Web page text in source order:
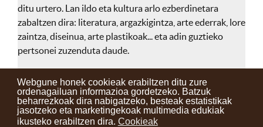
Webgune honek cookieak erabiltzen ditu zure
ordenagailuan informazioa gordetzeko. Batzuk
beharrezkoak dira nabigatzeko, besteak estatistikak
jasotzeko eta marketingekoak multimedia edukiak
ikusteko erabiltzen dira. Cookieak
ditu urtero. Lan ildo eta kultura arlo ezberdinetara
zabaltzen dira: literatura, argazkigintza, arte ederrak, lore
zaintza, diseinua, arte plastikoak... eta adin guztieko
pertsonei zuzenduta daude.
Kontaktuak Erabilera baldintzak Lege oharra
Berriak